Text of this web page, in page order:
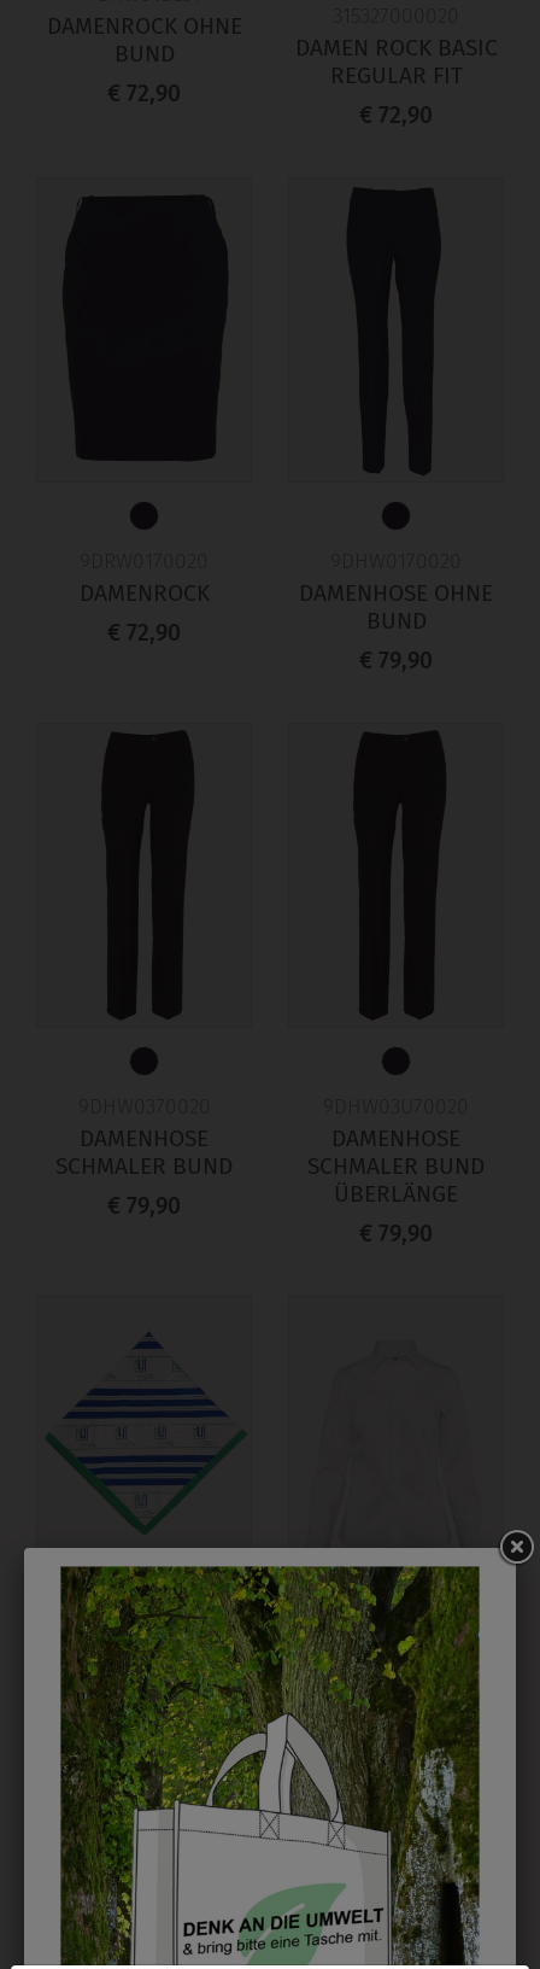
DAMENROCK OHNE
BUND
€ 72,90
DAMEN ROCK BASIC
REGULAR FIT
€ 72,90
DAMENROCK
€ 72,90
DAMENHOSE OHNE
BUND
€ 79,90
DAMENHOSE
SCHMALER BUND
€ 79,90
DAMENHOSE
SCHMALER BUND
ÜBERLÄNGE
€ 79,90
1BTUCH1
TUCH MIT
SCHULLOGO
€ 23,90
6DBW2004255
DAMENBLUSE
CLASSIC
€ 46,90